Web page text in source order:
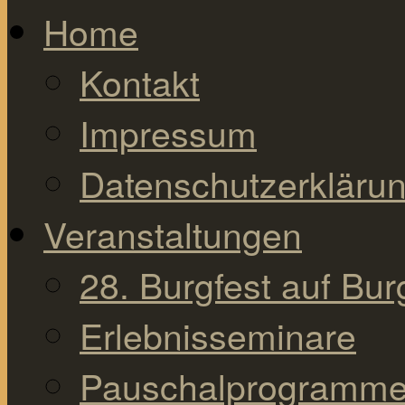
Home
Kontakt
Impressum
Veranstaltungen
28. Burgfest auf
Erlebnisseminare